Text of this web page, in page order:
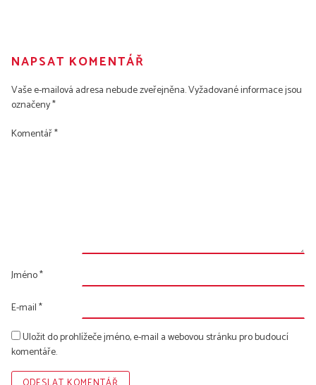
NAPSAT KOMENTÁŘ
Vaše e-mailová adresa nebude zveřejněna.Vyžadované informace jsou
označeny*
Komentář*
Jméno*
E-mail*
Uložit do prohlížeče jméno, e-mail a webovou stránku pro budoucí
komentáře.